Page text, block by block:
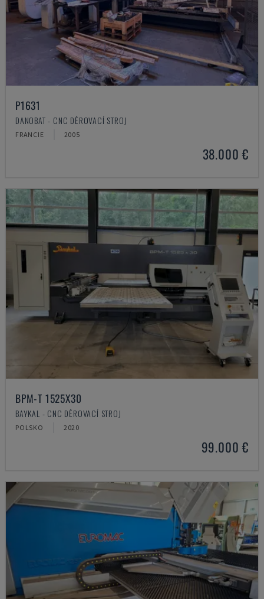
P1631
DANOBAT - CNC DĚROVACÍ STROJ
FRANCIE 2005
38.000 €
BPM-T 1525X30
BAYKAL - CNC DĚROVACÍ STROJ
POLSKO 2020
99.000 €